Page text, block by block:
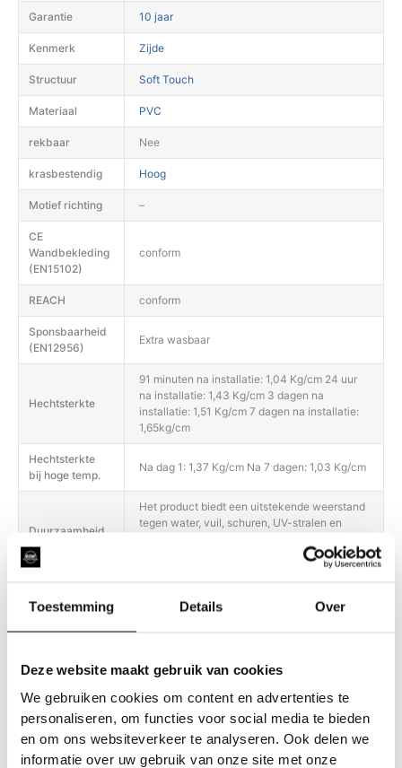
Toestemming Details Over
Deze website maakt gebruik van cookies
We gebruiken cookies om content en advertenties te
personaliseren, om functies voor social media te bieden
en om ons websiteverkeer te analyseren. Ook delen we
informatie over uw gebruik van onze site met onze
Garantie 10 jaar
Kenmerk Zijde
Structuur Soft Touch
Materiaal PVC
rekbaar Nee
krasbestendig Hoog
Motief richting –
CE
Wandbekleding
(EN15102)
conform
REACH conform
Sponsbaarheid
(EN12956)
Extra wasbaar
Hechtsterkte
91 minuten na installatie: 1,04 Kg/cm 24 uur
na installatie: 1,43 Kg/cm 3 dagen na
installatie: 1,51 Kg/cm 7 dagen na installatie:
1,65kg/cm
Hechtsterkte
bij hoge temp.
Na dag 1: 1,37 Kg/cm Na 7 dagen: 1,03 Kg/cm
Duurzaamheid
Het product biedt een uitstekende weerstand
tegen water, vuil, schuren, UV-stralen en
alleen pH-neutrale reinigingsmiddelen;